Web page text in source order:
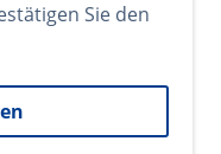
Sie den